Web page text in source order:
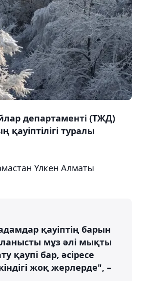
департаменті (ТЖД)
туралы
Үлкен Алматы
қауіптің барын
мұз әлі мықты
бар, әсіресе
жоқ жерлерде", –